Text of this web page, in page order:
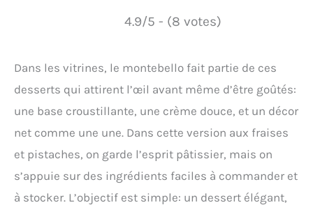
4.9/5 - (8 votes)
Dans les vitrines, le montebello fait partie de ces
desserts qui attirent l’œil avant même d’être goûtés:
une base croustillante, une crème douce, et un décor
net comme une une. Dans cette version aux fraises
et pistaches, on garde l’esprit pâtissier, mais on
s’appuie sur des ingrédients faciles à commander et
à stocker. L’objectif est simple: un dessert élégant,